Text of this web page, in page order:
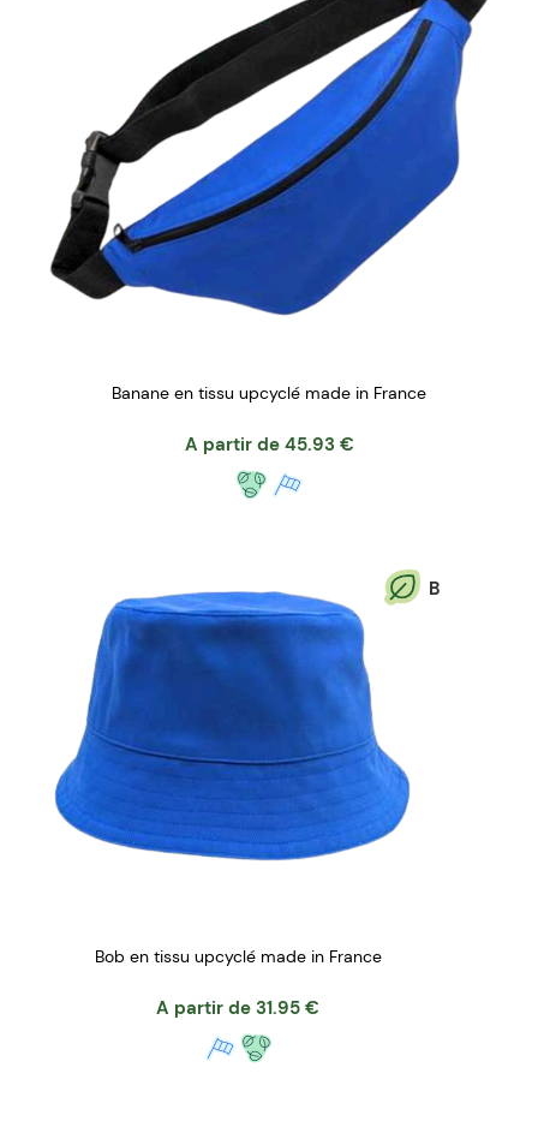
Banane en tissu upcyclé made in France
A partir de 45.93 €
B
Bob en tissu upcyclé made in France
A partir de 31.95 €